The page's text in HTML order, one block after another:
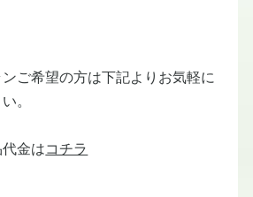
ご希望の方は下記よりお気軽に
。​
金はコチラ​